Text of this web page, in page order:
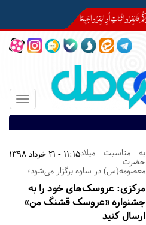
Toggle
11:15 - 21 خرداد 1398به مناسبت میلاد
حضرت
معصومه(س) در ساوه برگزار می‌شود؛
مرکزی: عروسک‌های خود را به
جشنواره «عروسک قشنگ من»
ارسال کنید